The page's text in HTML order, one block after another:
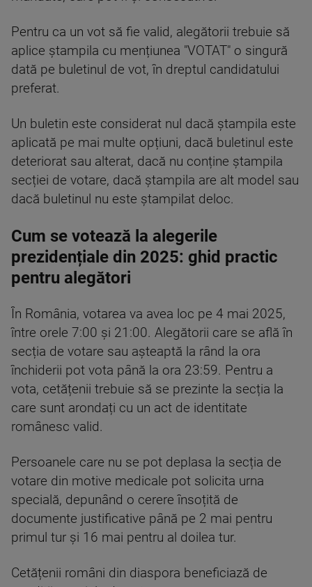
Pentru ca un vot să fie valid, alegătorii trebuie să
aplice ștampila cu mențiunea "VOTAT" o singură
dată pe buletinul de vot, în dreptul candidatului
preferat.
Un buletin este considerat nul dacă ștampila este
aplicată pe mai multe opțiuni, dacă buletinul este
deteriorat sau alterat, dacă nu conține ștampila
secției de votare, dacă ștampila are alt model sau
dacă buletinul nu este ștampilat deloc.
Cum se votează la alegerile
prezidențiale din 2025: ghid practic
pentru alegători
În România, votarea va avea loc pe 4 mai 2025,
între orele 7:00 și 21:00. Alegătorii care se află în
secția de votare sau așteaptă la rând la ora
închiderii pot vota până la ora 23:59. Pentru a
vota, cetățenii trebuie să se prezinte la secția la
care sunt arondați cu un act de identitate
românesc valid.
Persoanele care nu se pot deplasa la secția de
votare din motive medicale pot solicita urna
specială, depunând o cerere însoțită de
documente justificative până pe 2 mai pentru
primul tur și 16 mai pentru al doilea tur.
Cetățenii români din diaspora beneficiază de